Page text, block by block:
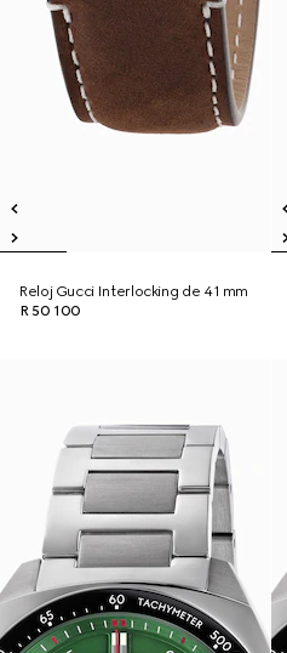
Reloj Gucci Interlocking de 41 mm
R 50 100